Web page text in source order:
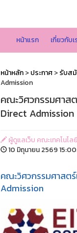
หน้าแรก เกี่ยวกับเ
หน้าหลัก>ประกาศ>รับส
Admission
คณะวิศวกรรมศาส
Direct Admission
ผู้ดูแลเว็บ คณะเทคโนโ
10 มิถุนายน 2569
คณะวิศวกรรมศาสต
Admission